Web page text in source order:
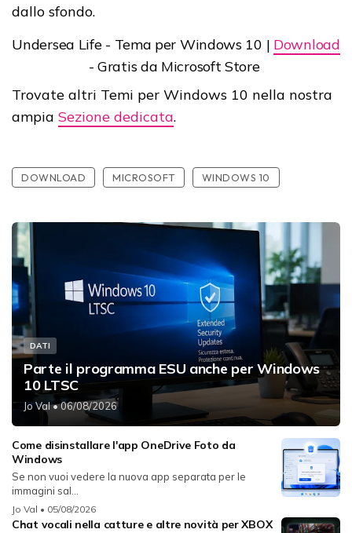
dallo sfondo.
Undersea Life - Tema per Windows 10 | Download
- Gratis da Microsoft Store
Trovate altri Temi per Windows 10 nella nostra
ampia Sezione dedicata.
DOWNLOAD MICROSOFT WINDOWS 10
DATI
Parte il programma ESU anche per Windows
10 LTSC
Jo Val• 06/08/2026
Come disinstallare l'app OneDrive Foto da
Windows
Se non vuoi vedere la nuova app separata per le
immagini sal...
Jo Val • 05/08/2026
Chat vocali nella catture e altre novità per XBOX